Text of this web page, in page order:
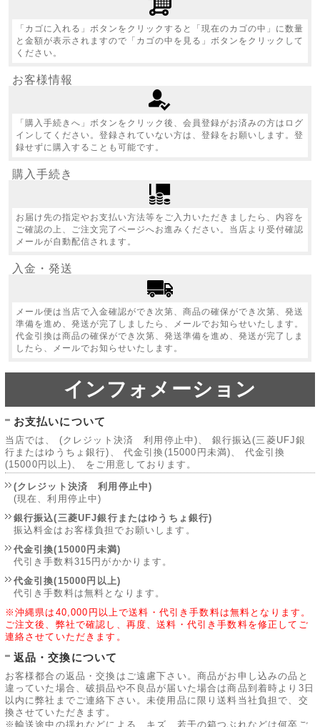
「カゴに入れる」ボタンをクリックすると「現在のカゴの中」に数量
と金額が表示されますので「カゴの中を見る」ボタンをクリックして
ください。
お客様情報
「購入手続きへ」ボタンをクリック後、会員登録がお済みの方はログ
インしてください。登録されていない方は、登録をお願いします。登
録せずに購入することも可能です。
購入手続き
お届け先の指定やお支払い方法等をご入力いただきましたら、内容を
ご確認の上、ご注文完了ページへお進みください。当店より受付確認
メールが自動配信されます。
入金・発送
メール便は当店で入金確認ができ次第、商品の確保ができ次第、発送
準備を進め、発送が完了しましたら、メールでお知らせいたします。
代金引換は商品の確保ができ次第、発送準備を進め、発送が完了しま
したら、メールでお知らせいたします。
インフォメーション
お支払いについて
当店では、 (クレジット決済 利用停止中)、 銀行振込(三菱UFJ銀
行またはゆうちょ銀行)、 代金引換(15000円未満)、 代金引換
(15000円以上)、 をご用意しております。
(クレジット決済 利用停止中)
(現在、利用停止中)
銀行振込(三菱UFJ銀行またはゆうちょ銀行)
振込料金はお客様負担でお願いします。
代金引換(15000円未満)
代引き手数料315円がかかります。
代金引換(15000円以上)
代引き手数料は無料となります。
※沖縄県は40,000円以上で送料・代引き手数料は無料となります。
ご注文後、弊社で確認し、再度、送料・代引き手数料を修正してご
連絡させていただきます。
返品・交換について
お客様都合の返品・交換はご遠慮下さい。商品がお申し込みの品と
違っていた場合、破損品や不良品が届いた場合は商品到着時より3日
以内に弊社までご連絡下さい。未使用品に限り送料当社負担で、交
換させていただきます。
※輸送途中の揺れなどによる、キズ、若干の箱つぶれなどは何卒ご